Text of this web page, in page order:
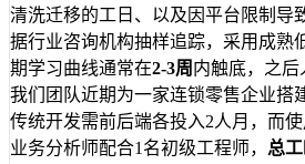
清洗迁移的工日、以及因平台限制导
据行业咨询机构抽样追踪，采用成熟
期学习曲线通常在2-3周 内触底，之
我们团队近期为一家连锁零售企业搭
传统开发需前后端各投入2人月，而
业务分析师配合1名初级工程师， 总